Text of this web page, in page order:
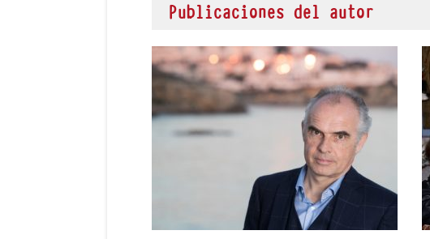
Publicaciones del autor